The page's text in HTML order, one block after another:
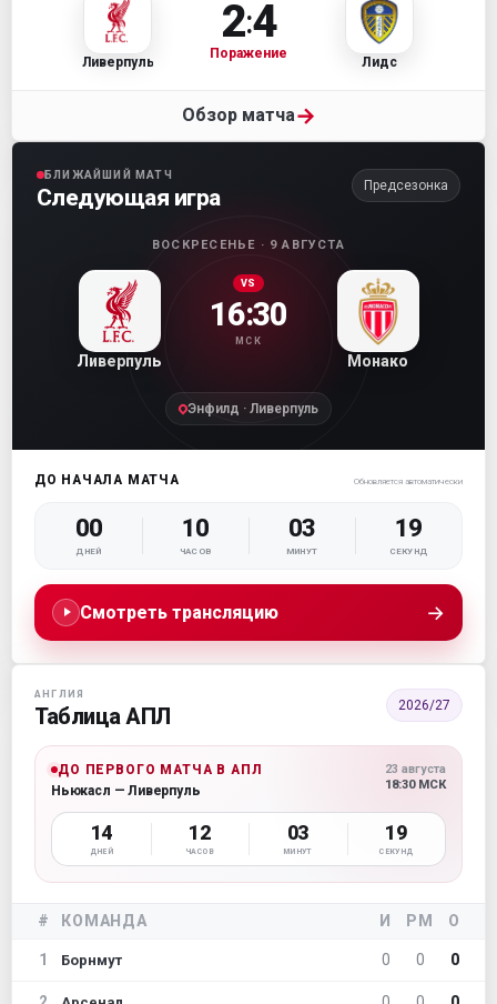
Ливерпуль
2:4
Поражение
Лидс
Обзор матча→
БЛИЖАЙШИЙ МАТЧ
Следующая игра Предсезонка
ВОСКРЕСЕНЬЕ · 9 АВГУСТА
Ливерпуль
VS
16:30
МСК
Монако
Энфилд · Ливерпуль
ДО НАЧАЛА МАТЧА Обновляется автоматически
00
ДНЕЙ
10
ЧАСОВ
03
МИНУТ
18
СЕКУНД
Смотреть трансляцию →
АНГЛИЯ
Таблица АПЛ 2026/27
ДО ПЕРВОГО МАТЧА В АПЛ
Ньюкасл — Ливерпуль
23 августа
18:30 МСК
14
ДНЕЙ
12
ЧАСОВ
03
МИНУТ
18
СЕКУНД
# КОМАНДА И РМ О
1 Борнмут 0 0 0